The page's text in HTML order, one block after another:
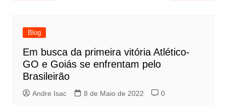
Blog
Em busca da primeira vitória Atlético-
GO e Goiás se enfrentam pelo
Brasileirão
Andre Isac 8 de Maio de 2022 0